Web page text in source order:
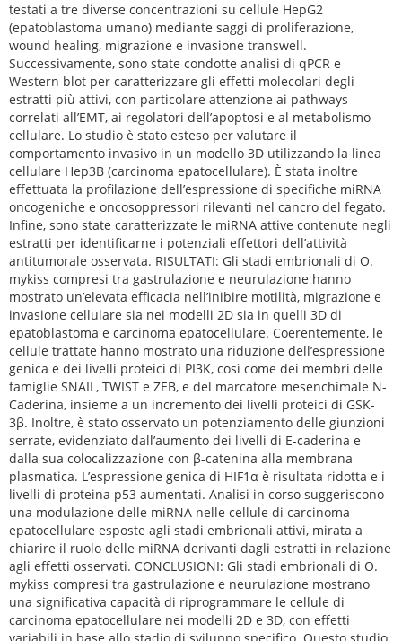
testati a tre diverse concentrazioni su cellule HepG2
(epatoblastoma umano) mediante saggi di proliferazione,
wound healing, migrazione e invasione transwell.
Successivamente, sono state condotte analisi di qPCR e
Western blot per caratterizzare gli effetti molecolari degli
estratti più attivi, con particolare attenzione ai pathways
correlati all’EMT, ai regolatori dell’apoptosi e al metabolismo
cellulare. Lo studio è stato esteso per valutare il
comportamento invasivo in un modello 3D utilizzando la linea
cellulare Hep3B (carcinoma epatocellulare). È stata inoltre
effettuata la profilazione dell’espressione di specifiche miRNA
oncogeniche e oncosoppressori rilevanti nel cancro del fegato.
Infine, sono state caratterizzate le miRNA attive contenute negli
estratti per identificarne i potenziali effettori dell’attività
antitumorale osservata. RISULTATI: Gli stadi embrionali di O.
mykiss compresi tra gastrulazione e neurulazione hanno
mostrato un’elevata efficacia nell’inibire motilità, migrazione e
invasione cellulare sia nei modelli 2D sia in quelli 3D di
epatoblastoma e carcinoma epatocellulare. Coerentemente, le
cellule trattate hanno mostrato una riduzione dell’espressione
genica e dei livelli proteici di PI3K, così come dei membri delle
famiglie SNAIL, TWIST e ZEB, e del marcatore mesenchimale N-
Caderina, insieme a un incremento dei livelli proteici di GSK-
3β. Inoltre, è stato osservato un potenziamento delle giunzioni
serrate, evidenziato dall’aumento dei livelli di E-caderina e
dalla sua colocalizzazione con β-catenina alla membrana
plasmatica. L’espressione genica di HIF1α è risultata ridotta e i
livelli di proteina p53 aumentati. Analisi in corso suggeriscono
una modulazione delle miRNA nelle cellule di carcinoma
epatocellulare esposte agli stadi embrionali attivi, mirata a
chiarire il ruolo delle miRNA derivanti dagli estratti in relazione
agli effetti osservati. CONCLUSIONI: Gli stadi embrionali di O.
mykiss compresi tra gastrulazione e neurulazione mostrano
una significativa capacità di riprogrammare le cellule di
carcinoma epatocellulare nei modelli 2D e 3D, con effetti